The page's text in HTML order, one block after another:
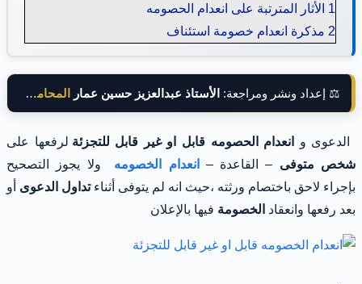
1 الأثار المترتبة على انعدام الحصومه
2 مذكرة انعدام خصومة استئناف
⚖️ إعداد ونشر ومراجعة: الأستاذ عبدالعزيز حسين عمار المحامي بالنقض
الدعوى و انعدام الحصومه قابل او غير قابل للتجزئة لرفعها على
شخص متوفى – القاعدة – انعدام الخصومه ولا يجوز التصحيح
بإجراء لاحق باختصام ورثته ،حيث انه لم يتوفى أثناءتداول الدعوى أو
بعد رفعها وانعقاد الخصومة فيها بالإعلان